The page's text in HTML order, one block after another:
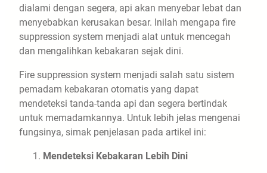
dialami dengan segera, api akan menyebar lebat dan
menyebabkan kerusakan besar. Inilah mengapa fire
suppression system menjadi alat untuk mencegah
dan mengalihkan kebakaran sejak dini.
Fire suppression system menjadi salah satu sistem
pemadam kebakaran otomatis yang dapat
mendeteksi tanda-tanda api dan segera bertindak
untuk memadamkannya. Untuk lebih jelas mengenai
fungsinya, simak penjelasan pada artikel ini:
Mendeteksi Kebakaran Lebih Dini